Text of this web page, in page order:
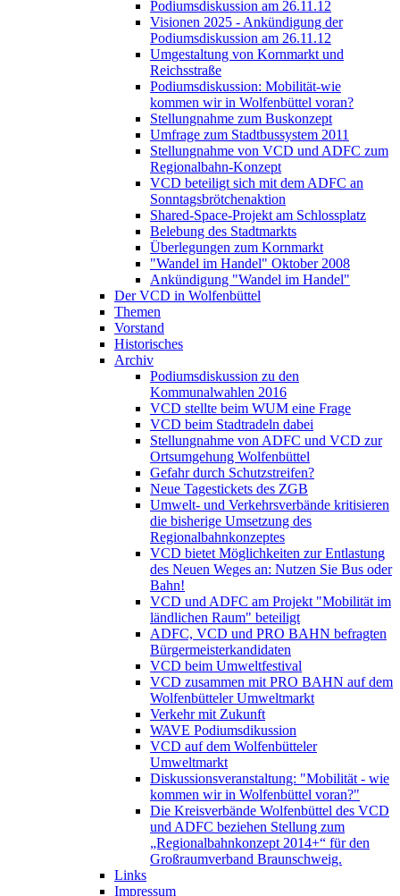
Podiumsdiskussion am 26.11.12
Visionen 2025 - Ankündigung der
Podiumsdiskussion am 26.11.12
Umgestaltung von Kornmarkt und
Reichsstraße
Podiumsdiskussion: Mobilität-wie
kommen wir in Wolfenbüttel voran?
Stellungnahme zum Buskonzept
Umfrage zum Stadtbussystem 2011
Stellungnahme von VCD und ADFC zum
Regionalbahn-Konzept
VCD beteiligt sich mit dem ADFC an
Sonntagsbrötchenaktion
Shared-Space-Projekt am Schlossplatz
Belebung des Stadtmarkts
Überlegungen zum Kornmarkt
"Wandel im Handel" Oktober 2008
Ankündigung "Wandel im Handel"
Der VCD in Wolfenbüttel
Themen
Vorstand
Historisches
Archiv
Podiumsdiskussion zu den
Kommunalwahlen 2016
VCD stellte beim WUM eine Frage
VCD beim Stadtradeln dabei
Stellungnahme von ADFC und VCD zur
Ortsumgehung Wolfenbüttel
Gefahr durch Schutzstreifen?
Neue Tagestickets des ZGB
Umwelt- und Verkehrsverbände kritisieren
die bisherige Umsetzung des
Regionalbahnkonzeptes
VCD bietet Möglichkeiten zur Entlastung
des Neuen Weges an: Nutzen Sie Bus oder
Bahn!
VCD und ADFC am Projekt "Mobilität im
ländlichen Raum" beteiligt
ADFC, VCD und PRO BAHN befragten
Bürgermeisterkandidaten
VCD beim Umweltfestival
VCD zusammen mit PRO BAHN auf dem
Wolfenbütteler Umweltmarkt
Verkehr mit Zukunft
WAVE Podiumsdikussion
VCD auf dem Wolfenbütteler
Umweltmarkt
Diskussionsveranstaltung: "Mobilität - wie
kommen wir in Wolfenbüttel voran?"
Die Kreisverbände Wolfenbüttel des VCD
und ADFC beziehen Stellung zum
„Regionalbahnkonzept 2014+“ für den
Großraumverband Braunschweig.
Links
Impressum